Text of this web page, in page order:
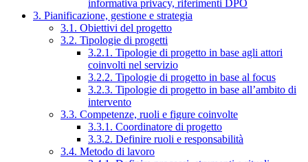
informativa privacy, riferimenti DPO
3. Pianificazione, gestione e strategia
3.1. Obiettivi del progetto
3.2. Tipologie di progetti
3.2.1. Tipologie di progetto in base agli attori
coinvolti nel servizio
3.2.2. Tipologie di progetto in base al focus
3.2.3. Tipologie di progetto in base all’ambito di
intervento
3.3. Competenze, ruoli e figure coinvolte
3.3.1. Coordinatore di progetto
3.3.2. Definire ruoli e responsabilità
3.4. Metodo di lavoro